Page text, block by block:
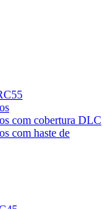
com cobertura DLC
com haste de